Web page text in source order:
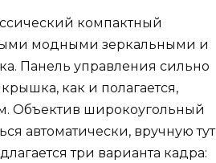
компактный
модными зеркальными и
Панель управления сильно
как и полагается,
Объектив широкоугольный
автоматически, вручную тут
три варианта кадра: